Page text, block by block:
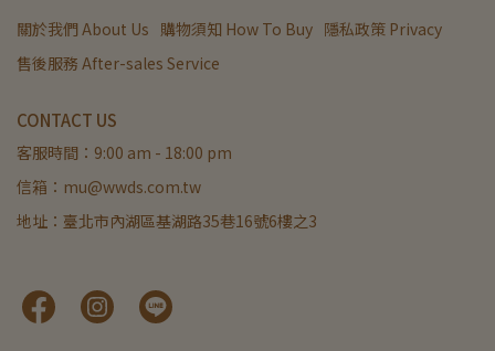
關於我們 About Us 購物須知 How To Buy 隱私政策 Privacy
售後服務 After-sales Service
CONTACT US
客服時間：9:00 am - 18:00 pm
信箱：mu@wwds.com.tw
地址：臺北市內湖區基湖路35巷16號6樓之3